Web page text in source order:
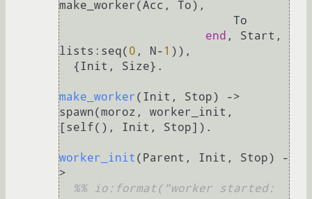
make_worker(Acc, To),
end , Start,
lists:seq( 0 , N- 1 )),
make_worker (Init, Stop)
->
spawn(moroz, worker_init,
[self(), Init, Stop]).
worker_init (Parent, Init, Stop)
-
>
%% io:format("worker started: